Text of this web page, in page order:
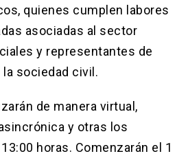
quienes cumplen labores
asociadas al sector
y representantes de
sociedad civil.
de manera virtual,
y otras los
horas. Comenzarán el 1